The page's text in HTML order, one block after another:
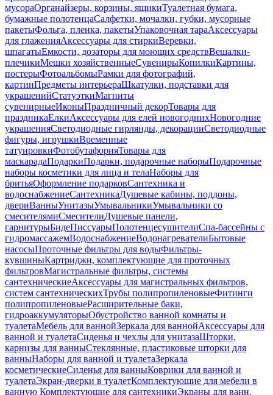
мусораОрганайзеры, корзины, ящикиТуалетная бумага,
бумажные полотенцаСалфетки, мочалки, губки, мусорные
пакетыФольга, пленка, пакетыУпаковочная тараАксессуары
для глаженияАксессуары для стиркиВеревки,
шпагатыЕмкости, дозаторы для моющих средствВешалки-
плечикиМешки хозяйственныеСувенирыКопилкиКартины,
постерыФотоальбомыРамки для фотографий,
картинПредметы интерьераШкатулки, подставки для
украшенийСтатуэткиМагниты
сувенирныеИконыПраздничный декорТовары для
праздникаЕлкиАксессуары для елей новогоднихНовогодние
украшенияСветодиодные гирлянды, декорацииСветодиодные
фигуры, игрушкиВременные
татуировкиФотобутафорияТовары для
маскарадаПодаркиПодарки, подарочные наборыПодарочные
наборы косметики для лица и телаНаборы для
бритьяОформление подарковСантехника и
водоснабжениеСантехникаДушевые кабины, поддоны,
двериВанныУнитазыУмывальникиУмывальники со
смесителямиСмесителиДушевые панели,
гарнитурыБидеПиссуарыПолотенцесушителиСпа-бассейны с
гидромассажемВодоснабжениеВодонагревателиБытовые
насосыПроточные фильтры для водыФильтры-
кувшиныКартриджи, комплектующие для проточных
фильтровМагистральные фильтры, системы
сантехническиеАксессуары для магистральных фильтров,
систем сантехническихТрубы полипропиленовыеФитинги
полипропиленовыеРасширительные баки,
гидроаккумуляторыОбустройство ванной комнаты и
туалетаМебель для ваннойЗеркала для ваннойАксессуары для
ванной и туалетаСиденья и чехлы для унитазаШторки,
карнизы для ванныСтеклянные, пластиковые шторки для
ванныНаборы для ванной и туалетаЗеркала
косметическиеСиденья для ванныКоврики для ванной и
туалетаЭкран-дверки в туалетКомплектующие для мебели в
ванную Комплектующие для сантехникиЭкраны для ванн,